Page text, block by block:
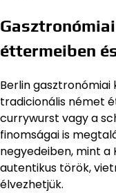
éttermeiben
Berlin
tradicionális német
currywurst vagy a
finomságai is
negyedeiben, mint a
autentikus török,
élvezhetjük.